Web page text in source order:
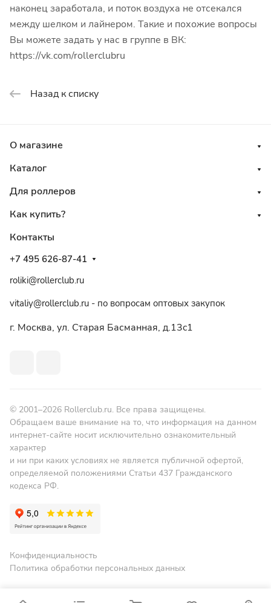
наконец заработала, и поток воздуха не отсекался
между шелком и лайнером. Такие и похожие вопросы
Вы можете задать у нас в группе в ВК:
https://vk.com/rollerclubru
Назад к списку
О магазине
Каталог
Для роллеров
Как купить?
Контакты
+7 495 626-87-41
roliki@rollerclub.ru
vitaliy@rollerclub.ru - по вопросам оптовых закупок
г. Москва, ул. Старая Басманная, д.13c1
© 2001–2026 Rollerclub.ru. Все права защищены.
Обращаем ваше внимание на то, что информация на данном
интернет-сайте носит исключительно ознакомительный
характер
и ни при каких условиях не является публичной офертой,
определяемой положениями Статьи 437 Гражданского
кодекса РФ.
Конфиденциальность
Политика обработки персональных данных